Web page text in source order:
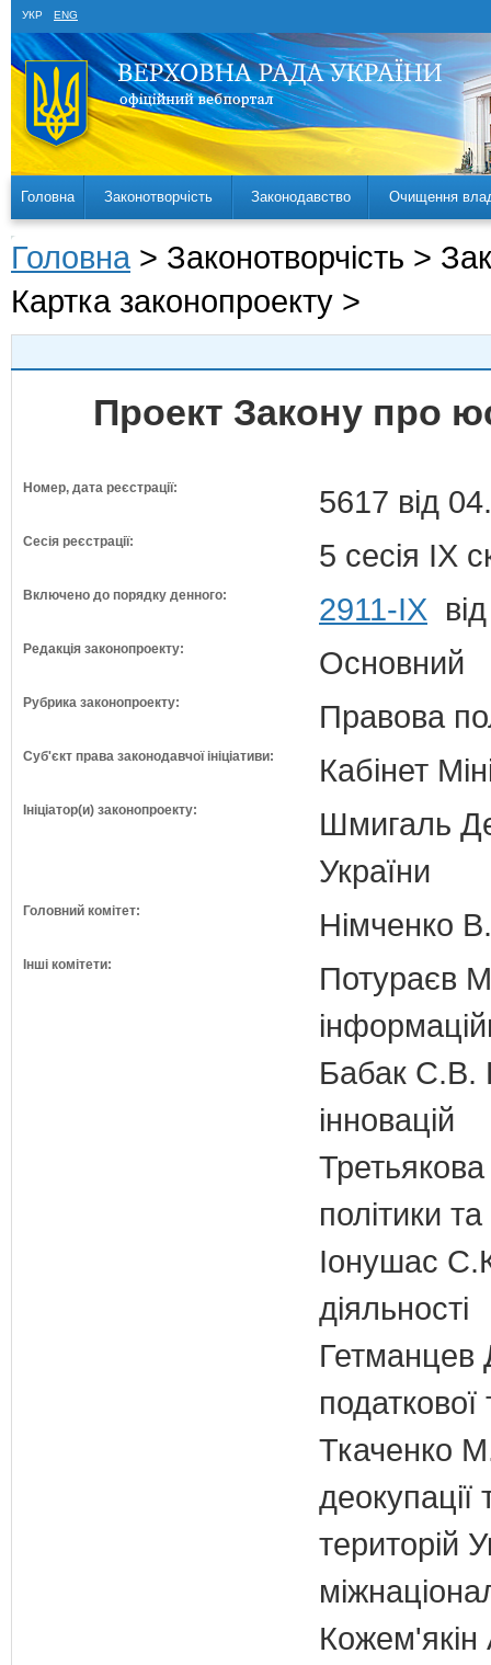
УКР ENG
Головна Законотворчість Законодавство Очищення
Головна > Законотворчість >
Картка законопроекту >
Проект Закону про
Номер, дата реєстрації: 5617 від
Сесія реєстрації: 5 сесія IX
Включено до порядку денного: 2911-ІХ
Редакція законопроекту: Основний
Рубрика законопроекту: Правова
Суб'єкт права законодавчої ініціативи: Кабінет
Ініціатор(и) законопроекту:
Шмигаль
України
Головний комітет: Німченко
Інші комітети:
Потураєв
Бабак С.В.
інновацій
політики
Іонушас
діяльності
Гетманцев
податкової
Ткаченко
деокупації
територій
Кожем'якін